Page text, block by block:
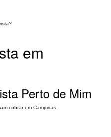
em
Perto de Mim
cobrar em Campinas